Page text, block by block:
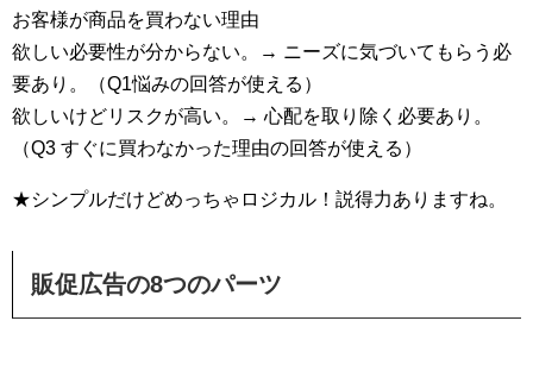
お客様が商品を買わない理由
欲しい必要性が分からない。→ ニーズに気づいてもらう必
要あり。（Q1悩みの回答が使える）
欲しいけどリスクが高い。→ 心配を取り除く必要あり。
（Q3 すぐに買わなかった理由の回答が使える）
★シンプルだけどめっちゃロジカル！説得力ありますね。
販促広告の8つのパーツ